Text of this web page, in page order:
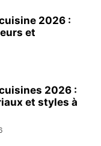
2026 :
et
2026 :
et styles à